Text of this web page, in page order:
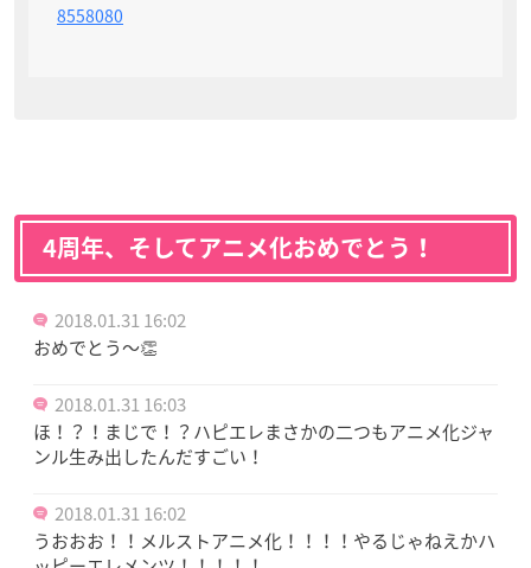
8558080
4周年、そしてアニメ化おめでとう！
2018.01.31 16:02
おめでとう〜👏
2018.01.31 16:03
ほ！？！まじで！？ハピエレまさかの二つもアニメ化ジャ
ンル生み出したんだすごい！
2018.01.31 16:02
うおおお！！メルストアニメ化！！！！やるじゃねえかハ